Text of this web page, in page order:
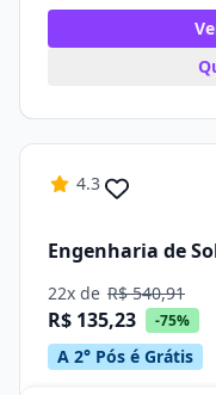
4.3
Engenharia de
22x de R$ 540,91
R$ 135,23 -75%
A 2° Pós é Grátis